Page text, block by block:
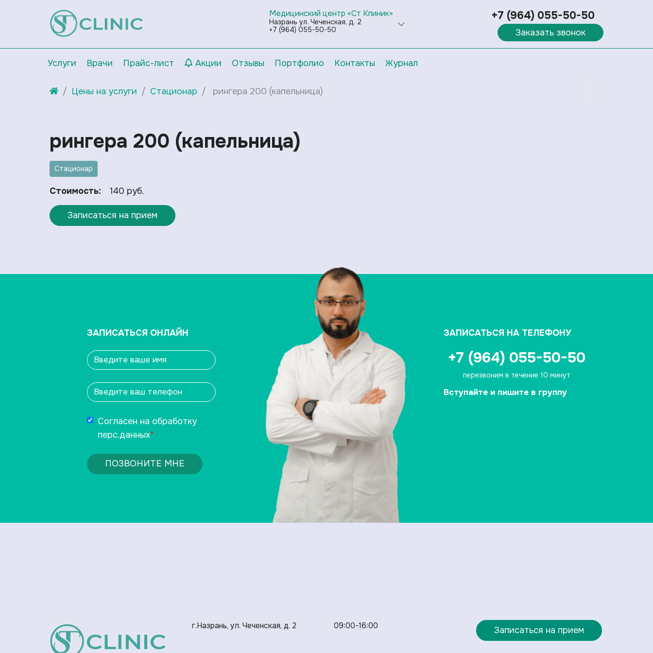
Медицинский центр «Ст Клиник»
Назрань ул. Чеченская, д. 2
+7 (964) 055-50-50
+7 (964) 055-50-50
Заказать звонок
Услуги Врачи Прайс-лист Акции Отзывы Портфолио Контакты Журнал
Цены на услуги Стационар рингера 200 (капельница)
рингера 200 (капельница)
Стационар
Стоимость: 140 руб.
Записаться на прием
ЗАПИСАТЬСЯ ОНЛАЙН
Согласен на обработку
перс.данных*
ПОЗВОНИТЕ МНЕ
ЗАПИСАТЬСЯ НА ТЕЛЕФОНУ
+7 (964) 055-50-50
перезвоним в течение 10 минут
Вступайте и пишите в группу
г.Назрань, ул. Чеченская, д. 2 09:00-16:00 Записаться на прием